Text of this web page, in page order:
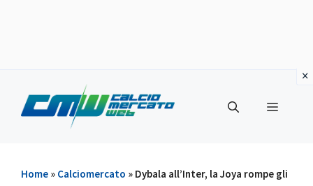
contenuto
Menu
Home » Calciomercato » Dybala all’Inter, la Joya rompe gli